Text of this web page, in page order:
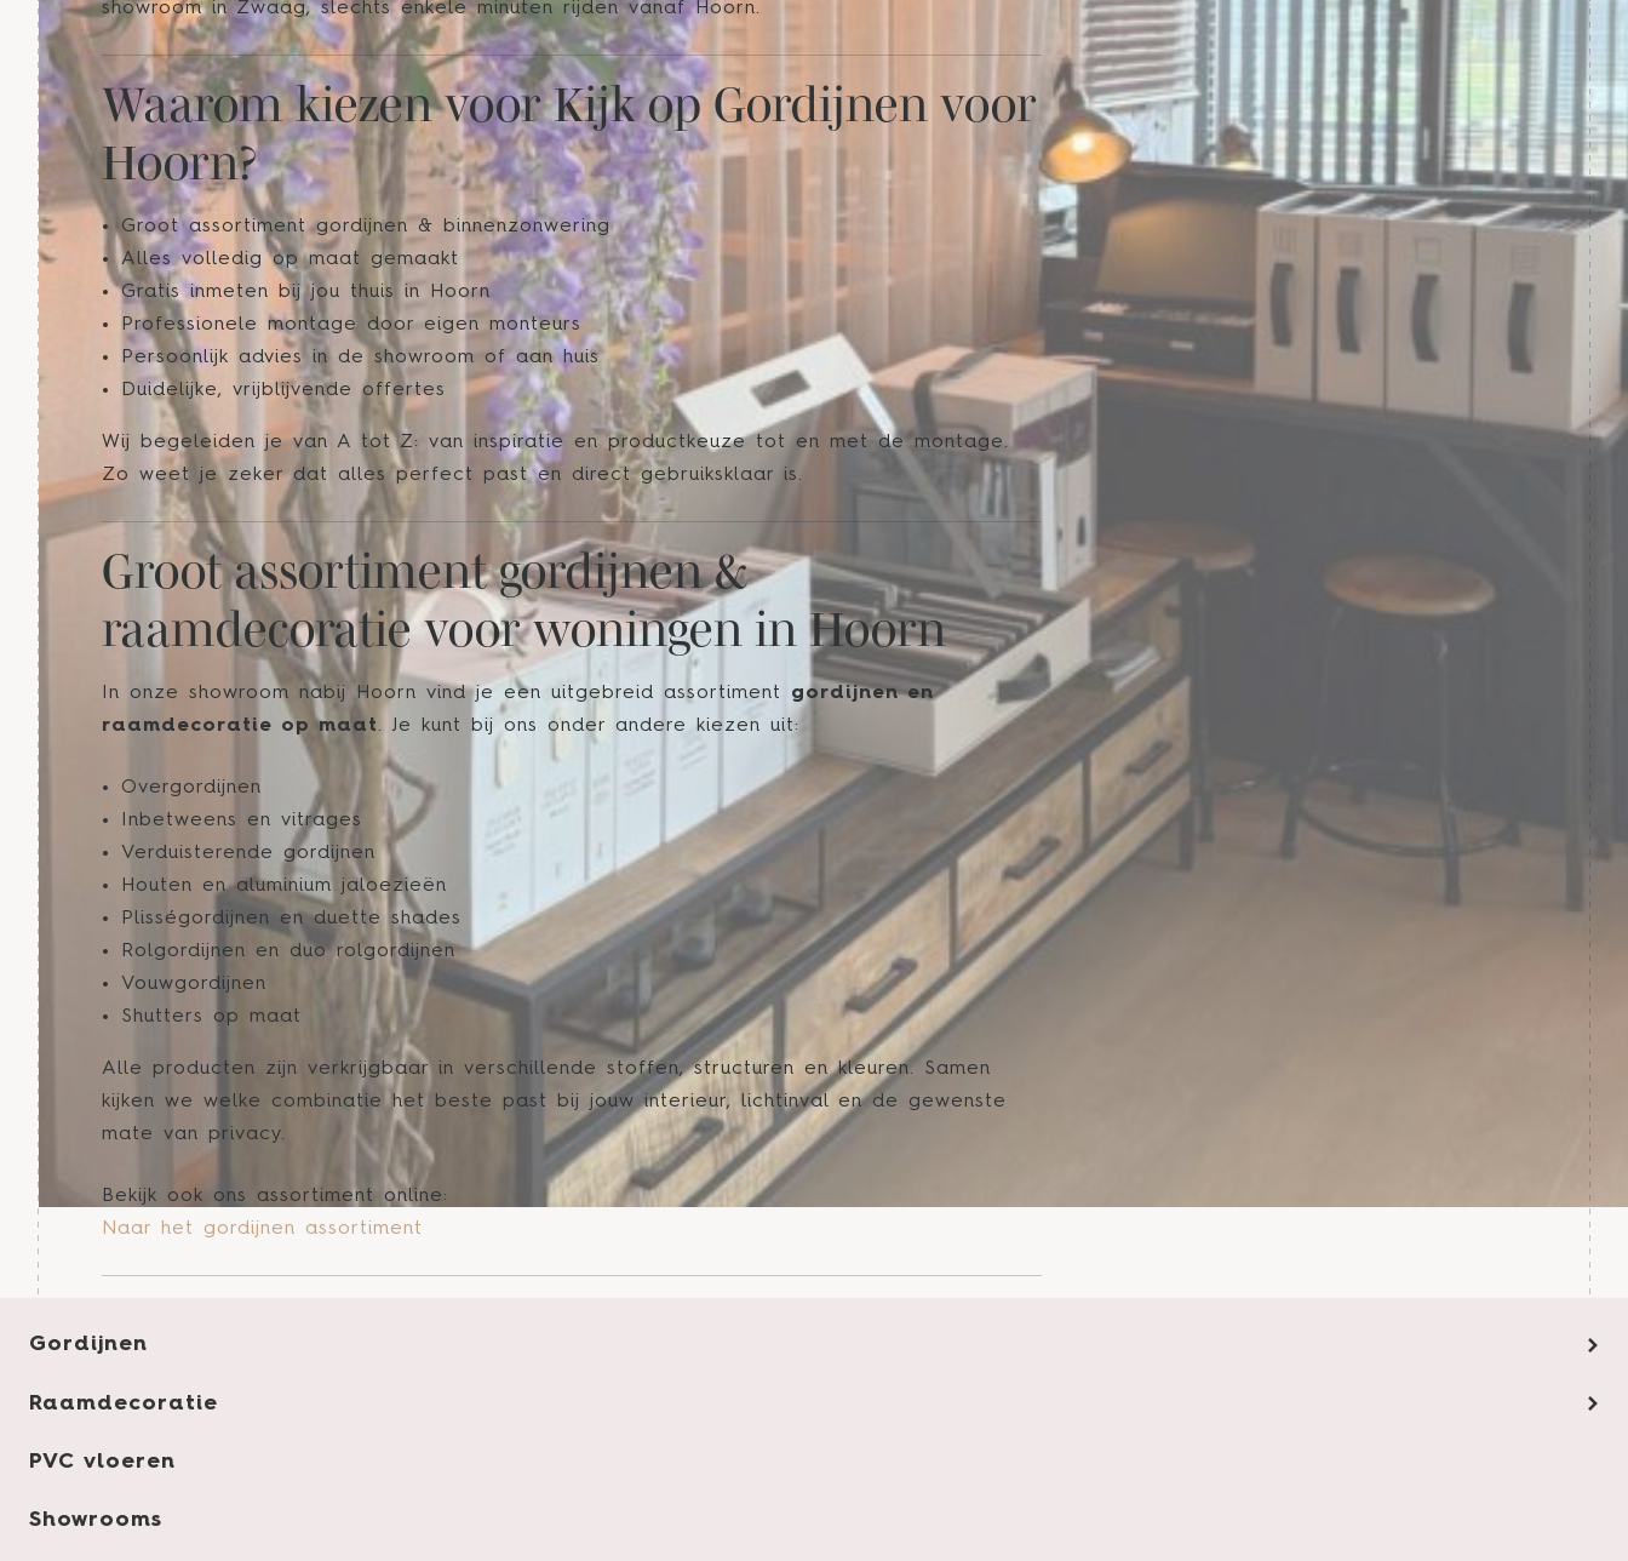
showroom in Zwaag, slechts enkele minuten rijden vanaf Hoorn.
Waarom kiezen voor Kijk op Gordijnen voor
Hoorn?
Groot assortiment gordijnen & binnenzonwering
Alles volledig op maat gemaakt
Gratis inmeten bij jou thuis in Hoorn
Professionele montage door eigen monteurs
Persoonlijk advies in de showroom of aan huis
Duidelijke, vrijblijvende offertes
Wij begeleiden je van A tot Z: van inspiratie en productkeuze tot en met de montage.
Zo weet je zeker dat alles perfect past en direct gebruiksklaar is.
Groot assortiment gordijnen &
raamdecoratie voor woningen in Hoorn
In onze showroom nabij Hoorn vind je een uitgebreid assortiment gordijnen en
raamdecoratie op maat. Je kunt bij ons onder andere kiezen uit:
Overgordijnen
Inbetweens en vitrages
Verduisterende gordijnen
Houten en aluminium jaloezieën
Plisségordijnen en duette shades
Rolgordijnen en duo rolgordijnen
Vouwgordijnen
Shutters op maat
Alle producten zijn verkrijgbaar in verschillende stoffen, structuren en kleuren. Samen
kijken we welke combinatie het beste past bij jouw interieur, lichtinval en de gewenste
mate van privacy.
Bekijk ook ons assortiment online:
Naar het gordijnen assortiment
Gratis advies, inmeten en professionele
montage in Hoorn
meetfouten en weet je zeker dat jouw nieuwe raamdecoratie perfect aansluit op jouw
Gordijnen
Raamdecoratie
PVC vloeren
Showrooms